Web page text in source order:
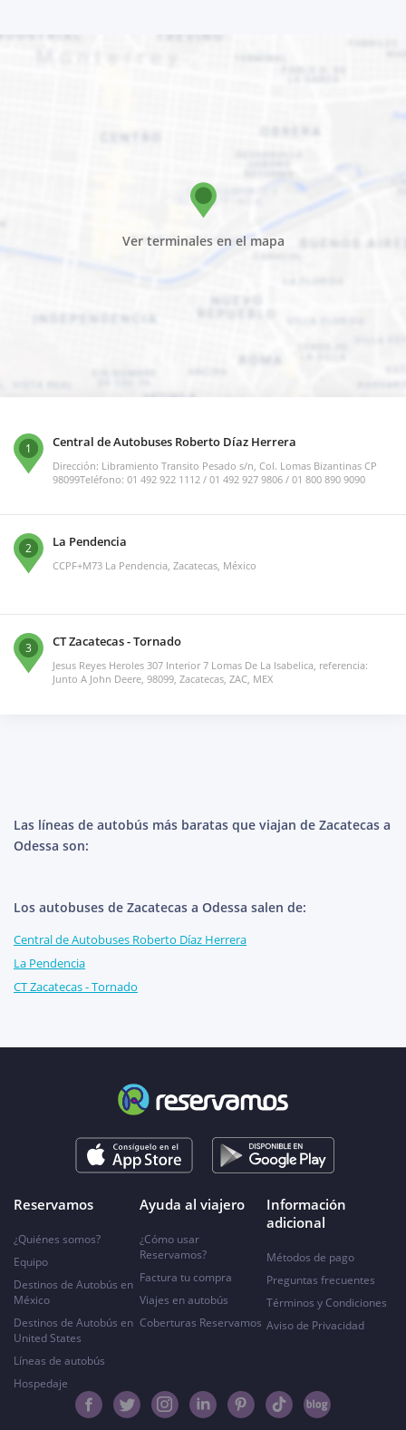
Ver terminales en el mapa
1 Central de Autobuses Roberto Díaz Herrera
Dirección: Libramiento Transito Pesado s/n, Col. Lomas Bizantinas CP
98099Teléfono: 01 492 922 1112 / 01 492 927 9806 / 01 800 890 9090
2 La Pendencia
CCPF+M73 La Pendencia, Zacatecas, México
3 CT Zacatecas - Tornado
Jesus Reyes Heroles 307 Interior 7 Lomas De La Isabelica, referencia:
Junto A John Deere, 98099, Zacatecas, ZAC, MEX
Las líneas de autobús más baratas que viajan de Zacatecas a
Odessa son:
Los autobuses de Zacatecas a Odessa salen de:
Central de Autobuses Roberto Díaz Herrera
La Pendencia
CT Zacatecas - Tornado
Reservamos
¿Quiénes somos?
Equipo
Destinos de Autobús en
México
Destinos de Autobús en
United States
Líneas de autobús
Hospedaje
Ayuda al viajero
¿Cómo usar
Reservamos?
Factura tu compra
Viajes en autobús
Coberturas Reservamos
Información
adicional
Métodos de pago
Preguntas frecuentes
Términos y Condiciones
Aviso de Privacidad